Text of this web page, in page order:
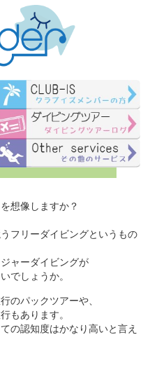
想像しますか？
フリーダイビングというもの
ャーダイビングが
でしょうか。
のパックツアーや、
もあります。
の認知度はかなり高いと言え